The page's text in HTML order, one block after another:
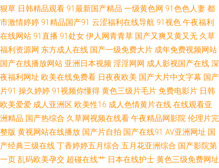
黑丝性爱喷水AV 提供最全面影片信息 国产精品一区二区在 日韩午夜无 爱情
岛论坛 欧美国产精品高清 91网官 99午夜福利导航 午夜宅男宅 国内免费视频
成人精品 午夜男女无 国产福利小视频在线 日日日影院 wwww日本 欧美国产
精品专区 一区二区三区吸毒 国产水滴盗 三级在线免费a免 dygod2018电影天
堂 内射毛片内射国产夫妻 一念天堂免费观看 国产欧美伊人 Av爱爱69 91免
费资源网站入口 日日日日做夜 超碰在线播放91 欧美在线观看视频一区二区
国产精品亚洲欧 亚洲精品蜜桃视频 免费中文 成人涩涩小片视频日本 微拍福
狠草 日韩精品观看 91最新国产精品 一级黄色网 91色色人妻 都
市激情婷婷 91精品国产91 云涩福利在线导航 91视色 午夜福利
在线网站 91直播 91处女 伊人网青青草 国产又爽又黄又无 久草
福利资源网 东方成人在线 国产一级免费大片 成年免费视频网站
国产在线播放网站 亚洲日本视频 淫淫网网 成人影视国产在线 深
夜福利网址 欧美在线免费看 日夜夜欧美 国产大片中文字幕 国产
片91 操久婷婷 91视频你懂得 黄色三级片毛片 免费电影片 日韩
欧美爱爱 成人亚洲区 欧美性16 成人色情黄片在线 在线观看亚
洲精品 国产热综合 久草网视频在线看 午夜精品网影院 伦理片完
整版 黄视网站在线播放 国产片自拍 国产在线91 AV亚洲网址 国
产经典三级在线 丁香婷婷五月综合 五月花亚洲综合 国产影院第
一页 乱码欧美孕交 超碰在线艹 日本在线护士 黄色三级免费网址